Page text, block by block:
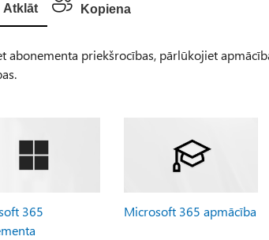
Atklāt Kopiena
abonementa priekšrocības, pārlūkojiet
365
Microsoft 365 apmācība